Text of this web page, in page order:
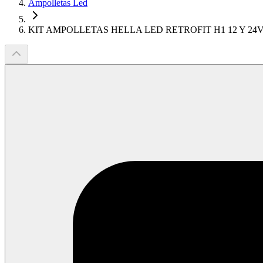
Ampolletas Led
KIT AMPOLLETAS HELLA LED RETROFIT H1 12 Y